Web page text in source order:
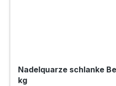
Nadelquarze schlanke
kg